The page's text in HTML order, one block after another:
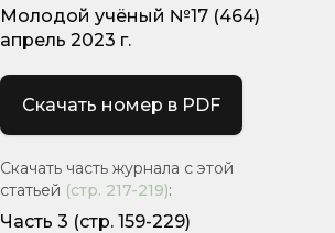
Молодой учёный №17 (464)
апрель 2023 г.
Скачать номер в PDF
Скачать часть журнала с этой
статьей (стр. 217-219):
Часть 3 (стр. 159-229)